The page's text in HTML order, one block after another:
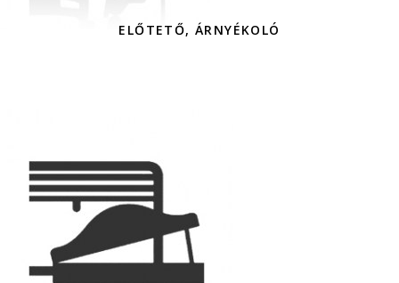
ELŐTETŐ, ÁRNYÉKOLÓ